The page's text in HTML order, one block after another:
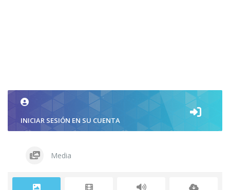
INICIAR SESIÓN EN SU CUENTA
Media